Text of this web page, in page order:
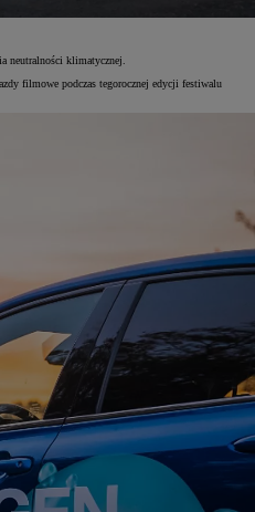
neutralności klimatycznej.
filmowe podczas tegorocznej edycji festiwalu